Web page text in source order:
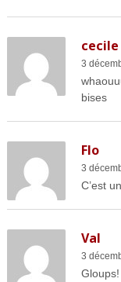
cecile
3
bises
Flo
3
C’est
Val
3